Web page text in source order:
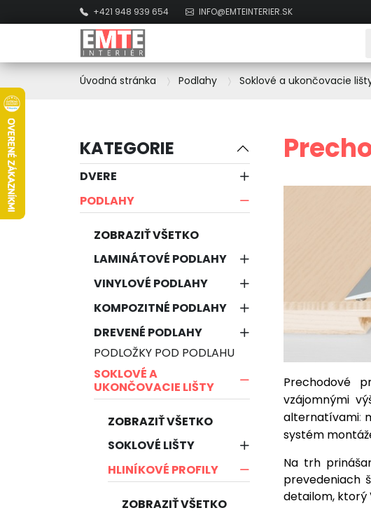
+421 948 939 654 INFO@EMTEINTERIER.SK
Úvodná stránka Podlahy Soklové a ukončovacie
KATEGORIE
DVERE
PODLAHY
ZOBRAZIŤ VŠETKO
LAMINÁTOVÉ PODLAHY
VINYLOVÉ PODLAHY
KOMPOZITNÉ PODLAHY
DREVENÉ PODLAHY
PODLOŽKY POD PODLAHU
SOKLOVÉ A
UKONČOVACIE LIŠTY
ZOBRAZIŤ VŠETKO
SOKLOVÉ LIŠTY
HLINÍKOVÉ PROFILY
ZOBRAZIŤ VŠETKO
Prechodové
vzájomnými
alternatívami:
systém
Na trh
prevedeniach
detailom, ktorý